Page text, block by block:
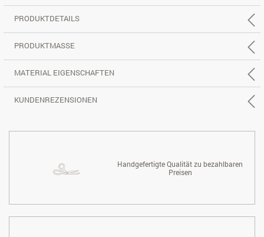
PRODUKTDETAILS
PRODUKTMASSE
MATERIAL EIGENSCHAFTEN
KUNDENREZENSIONEN
Handgefertigte Qualität zu bezahlbaren
Preisen